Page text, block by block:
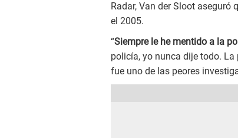
Radar, Van der Sloot
el 2005.
“Siempre le he mentido a la
policía, yo nunca dije todo.
fue uno de las peores